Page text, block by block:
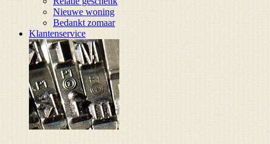
Nieuwe woning
Bedankt zomaar
Klantenservice